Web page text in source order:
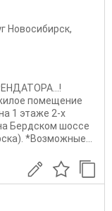
Новосибирск,
помещение
1 этаже 2-х
Бердском шоссе
*Возможные...